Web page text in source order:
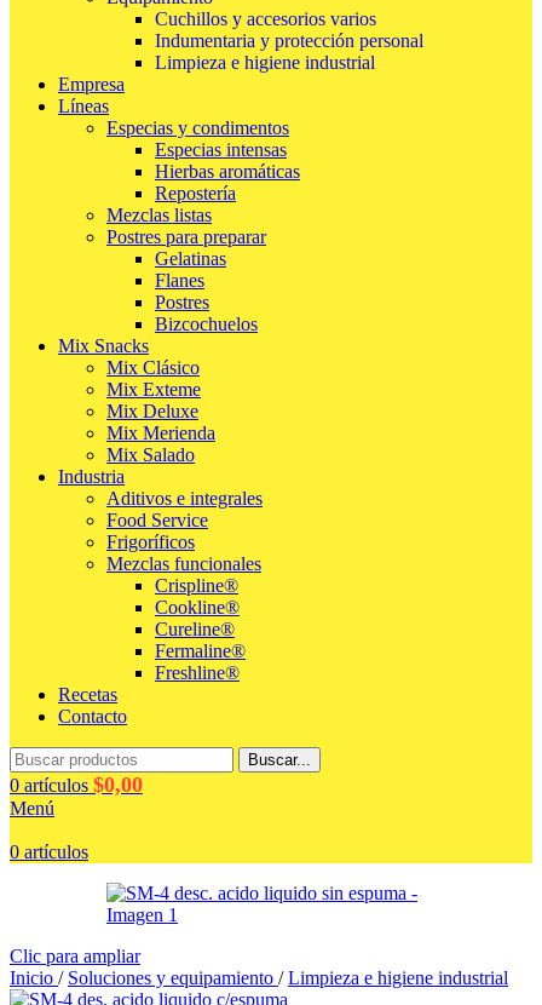
Cuchillos y accesorios varios
Indumentaria y protección personal
Limpieza e higiene industrial
Empresa
Líneas
Especias y condimentos
Especias intensas
Hierbas aromáticas
Repostería
Mezclas listas
Postres para preparar
Gelatinas
Flanes
Postres
Bizcochuelos
Mix Snacks
Mix Clásico
Mix Exteme
Mix Deluxe
Mix Merienda
Mix Salado
Industria
Aditivos e integrales
Food Service
Frigoríficos
Mezclas funcionales
Crispline®
Cookline®
Cureline®
Fermaline®
Freshline®
Recetas
Contacto
Buscar...
0 artículos $0,00
Menú
0 artículos
Clic para ampliar
Inicio / Soluciones y equipamiento / Limpieza e higiene industrial